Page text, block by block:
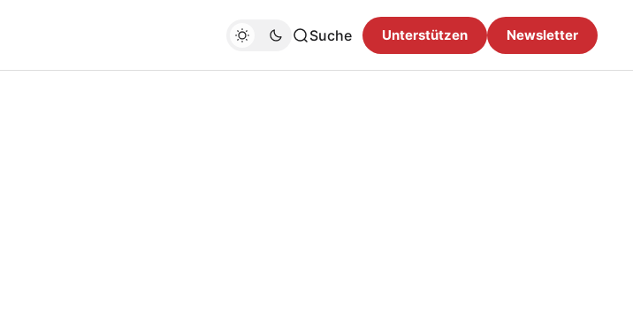
Suche Unterstützen Newsletter